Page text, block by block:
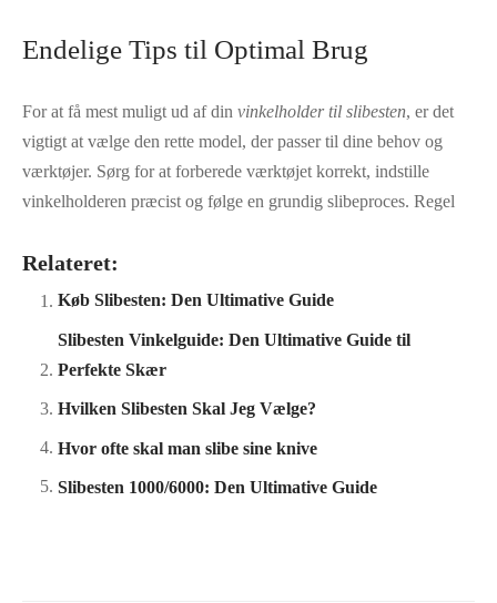
Endelige Tips til Optimal Brug
For at få mest muligt ud af din vinkelholder til slibesten, er det
vigtigt at vælge den rette model, der passer til dine behov og
værktøjer. Sørg for at forberede værktøjet korrekt, indstille
vinkelholderen præcist og følge en grundig slibeproces. Regel
Relateret:
Køb Slibesten: Den Ultimative Guide
Slibesten Vinkelguide: Den Ultimative Guide til
Perfekte Skær
Hvilken Slibesten Skal Jeg Vælge?
Hvor ofte skal man slibe sine knive
Slibesten 1000/6000: Den Ultimative Guide